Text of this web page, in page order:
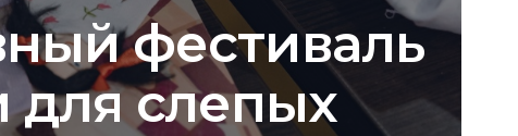
фестиваль
для слепых